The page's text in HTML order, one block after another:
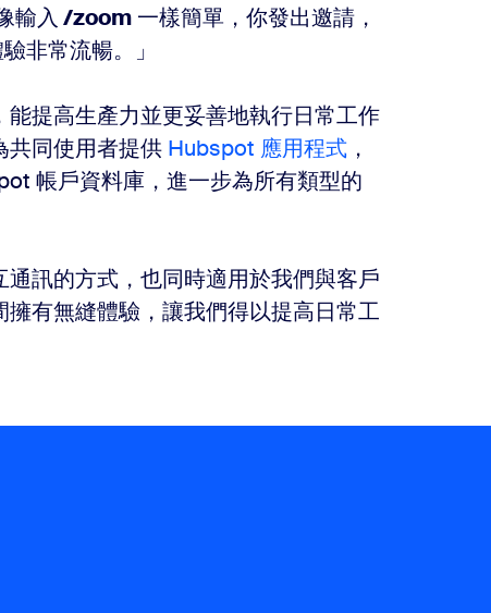
輸入 /zoom 一樣簡單，你發出邀請，
非常流暢。」
提高生產力並更妥善地執行日常工作
共同使用者提供 Hubspot 應用程式 ，
帳戶資料庫，進一步為所有類型的
訊的方式，也同時適用於我們與客戶
有無縫體驗，讓我們得以提高日常工